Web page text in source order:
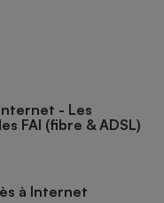
- Les
FAI (fibre & ADSL)
à Internet